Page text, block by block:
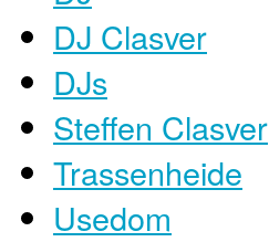
DJ Clasver
DJs
Steffen Clasver
Trassenheide
Usedom